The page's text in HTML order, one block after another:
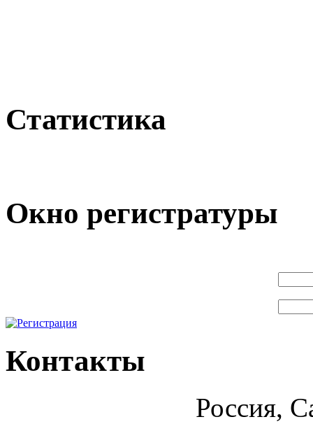
Статистика
Окно регистратуры
Контакты
Россия,